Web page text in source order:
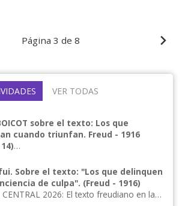
Página 3 de 8
VER TODAS
sobre el texto: Los que
cuando triunfan. Freud - 1916
de frecuencia
el texto: "Los que delinquen
de culpa". (Freud - 1916)
CENTRAL 2026: El texto freudiano en la